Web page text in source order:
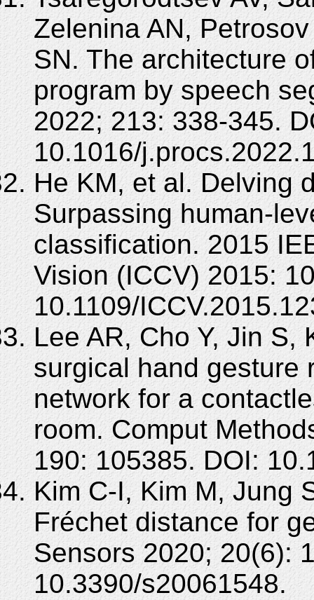
Zelenina AN,
SN. The architecture
program by speech
2022; 213: 338-345.
10.1016/
He KM, et al. Delving
Surpassing human-
classification. 2015
Vision (ICCV) 2015:
10.1109/
Lee AR, Cho Y, Jin S,
surgical hand gesture
network for a
room. Comput
190: 105385. DOI:
Kim C-I, Kim M, Jung
Fréchet distance for
Sensors 2020; 20(6):
10.3390/s20061548.